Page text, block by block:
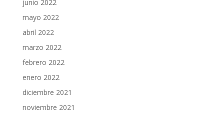
junio 2022
mayo 2022
abril 2022
marzo 2022
febrero 2022
enero 2022
diciembre 2021
noviembre 2021